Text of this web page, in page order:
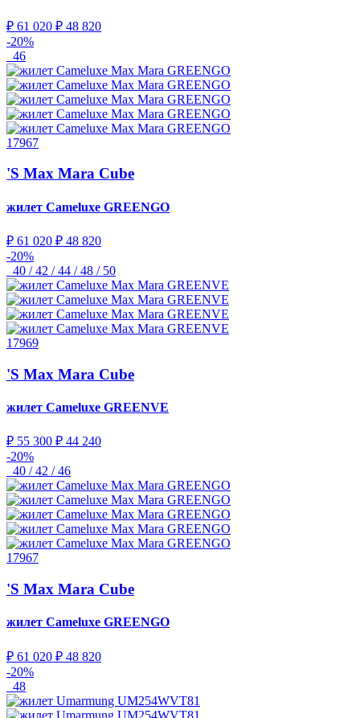
₽ 61 020 ₽ 48 820
-20%
46
17967
'S Max Mara Cube
жилет Cameluxe GREENGO
₽ 61 020 ₽ 48 820
-20%
40 / 42 / 44 / 48 / 50
17969
'S Max Mara Cube
жилет Cameluxe GREENVE
₽ 55 300 ₽ 44 240
-20%
40 / 42 / 46
17967
'S Max Mara Cube
жилет Cameluxe GREENGO
₽ 61 020 ₽ 48 820
-20%
48